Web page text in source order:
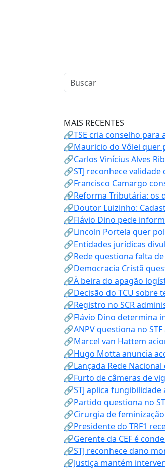
MAIS RECENTES
🔗TSE cria conselho
🔗Mauricio do Vôlei quer
🔗Carlos Vinícius Alves
🔗STJ reconhece
🔗Francisco Camargo
🔗Reforma Tributária: os
🔗Doutor Luizinho:
🔗Flávio Dino pede
🔗Lincoln Portela quer
🔗Entidades jurídicas
🔗Rede questiona falta
🔗Democracia Cristã
🔗À beira do apagão
🔗Decisão do TCU sobre
🔗Registro no SCR
🔗Flávio Dino determina
🔗ANPV questiona no
🔗Marcel van Hattem
🔗Hugo Motta anuncia
🔗Lançada Rede
🔗Furto de câmeras de
🔗STJ aplica
🔗Partido questiona no
🔗Cirurgia de
🔗Presidente do TRF1
🔗Gerente da CEF é
🔗STJ reconhece dano
🔗Justiça mantém